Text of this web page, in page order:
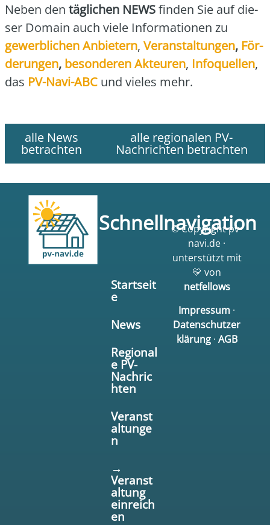
Neben den täg­li­chen NEWSfin­den Sie auf die­
ser Domain auch vie­le Infor­ma­tio­nen zu
gewerb­li­chen Anbie­tern, Ver­an­stal­tun­gen, För­
de­run­gen, beson­de­ren Akteu­ren, Info­quel­len,
das PV-Navi-ABC und vie­les mehr.
alle News
betrachten
alle regionalen PV-
Nachrichten betrachten
Schnellnavigation
Startseit
e
News
Regional
e PV-
Nachric
hten
Veranst
altunge
n
→
Veranst
altung
einreich
en
© Copyright pv-
navi.de ·
unterstützt mit
💛 von
netfellows
Impressum ·
Datenschutzer
klärung· AGB